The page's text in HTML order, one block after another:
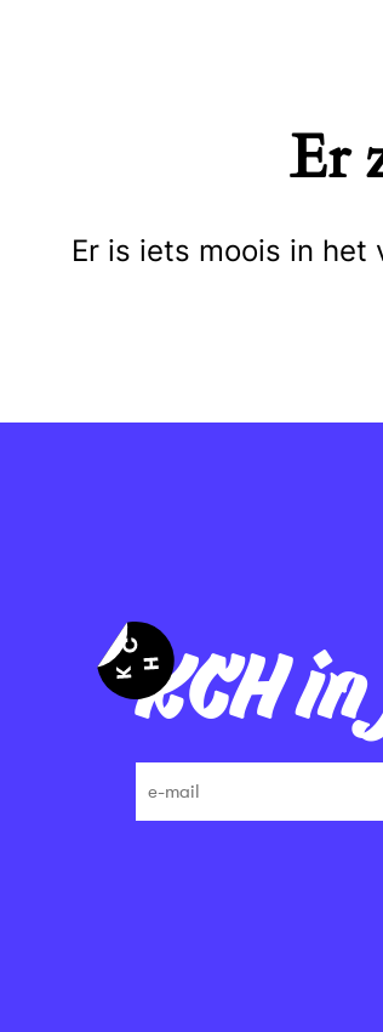
Er
Er is iets moois in
KCH